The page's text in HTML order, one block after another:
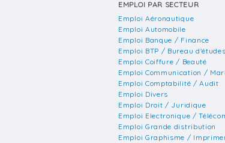
EMPLOI PAR SECTEUR
Emploi Aéronautique
Emploi Automobile
Emploi Banque / Finance
Emploi BTP / Bureau d'études
Emploi Coiffure / Beauté
Emploi Communication /
Emploi Comptabilité / Audit
Emploi Divers
Emploi Droit / Juridique
Emploi Electronique /
Emploi Grande distribution
Emploi Graphisme /